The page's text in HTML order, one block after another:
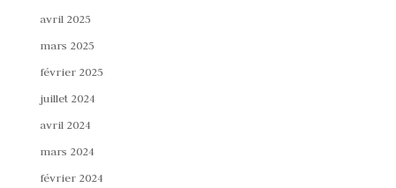
avril 2025
mars 2025
février 2025
juillet 2024
avril 2024
mars 2024
février 2024